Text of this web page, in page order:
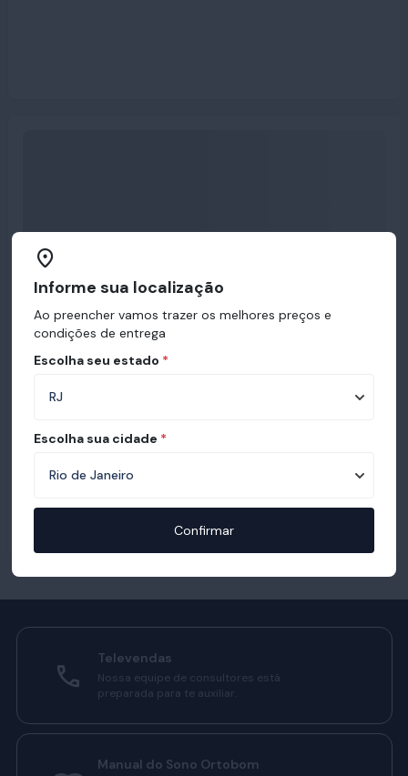
Televendas
Nossa equipe de consultores está
preparada para te auxiliar.
Manual do Sono Ortobom
Informe sua localização
Ao preencher vamos trazer os melhores preços e
condições de entrega
Escolha seu estado *
Escolha sua cidade *
Confirmar